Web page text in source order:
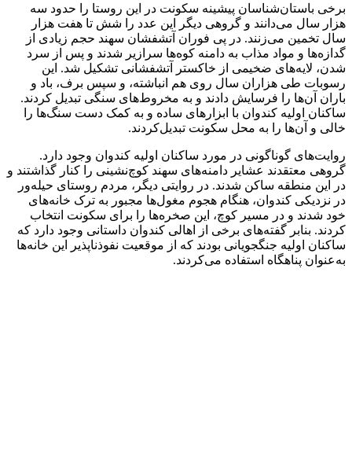
برخی باستان‌شناسان پیشینه سکونت در این روستا را حدود سه
هزار سال می‌دانند و گروهی دیگر این عدد را شش تا هفت هزار
سال تخمین می‌زنند. در پی فوران آتشفشان سهند حجم زیادی از
گدازه‌ها و مواد مذاب به دامنه کوه‌ها سرازیر شدند و پس از سرد
شدن، لایه‌های ضخیمی از خاکستر آتشفشانی تشکیل شد. این
رسوبات طی هزاران سال روی هم انباشته، و سپس برف، باد و
باران آن‌ها را فرسایش دادند و به مخروط‌های سنگی تبدیل کردند.
ساکنان اولیه کندوان با ابزارهای ساده و به کمک دست سنگ‌ها را
خالی و آن‌ها را به محل سکونت تبدیل‌کردند.
روایت‌های گوناگونی در مورد ساکنان اولیه کندوان وجود دارد.
گروهی معتقدند عشایر دامنه‌های سهند کوچ‌نشینی را کنار گذاشتند و
در این منطقه ساکن شدند. در روایتی دیگر، مردم روستای حیله‌ور
در نزدیکی کندوان، هنگام هجوم مغول‌ها مجبور به ترک خانه‌های
خود شدند و در مسیر کوچ، این صخره‌ها را برای سکونت انتخاب
کردند. بنابر گفته‌های برخی از اهالی کندوان داستانی وجود دارد که
ساکنان اولیه جنگجویانی بودند که از موقعیت نفوذناپذیر این خانه‌ها
به‌عنوان پناهگاه استفاده می‌کردند.